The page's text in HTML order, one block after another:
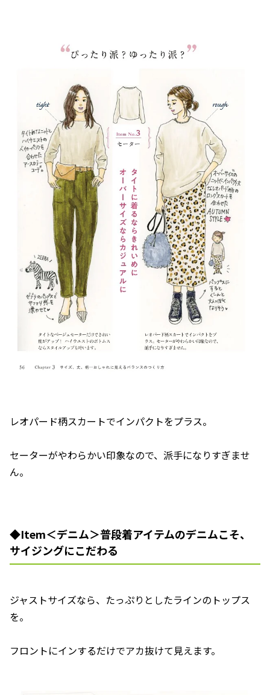
レオパード柄スカートでインパクトをプラス。
セーターがやわらかい印象なので、派手になりすぎませ
ん。
◆Item＜デニム＞普段着アイテムのデニムこそ、
サイジングにこだわる
ジャストサイズなら、たっぷりとしたラインのトップス
を。
フロントにインするだけでアカ抜けて見えます。